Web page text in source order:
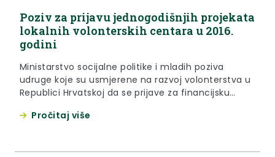
Poziv za prijavu jednogodišnjih projekata
lokalnih volonterskih centara u 2016.
godini
Ministarstvo socijalne politike i mladih poziva
udruge koje su usmjerene na razvoj volonterstva u
Republici Hrvatskoj da se prijave za financijsku
razvoju volonterstva na području Republike
Pročitaj više